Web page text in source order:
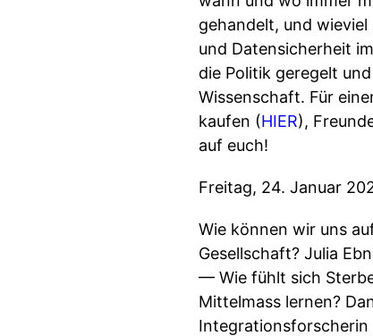
gehandelt, und
und Datensicherheit
die Politik geregelt
Wissenschaft. Für
kaufen (HIER),
auf euch!
Freitag, 24. Januar
Wie können wir uns
Gesellschaft? Julia
— Wie fühlt sich
Mittelmass lernen?
Integrationsforscherin